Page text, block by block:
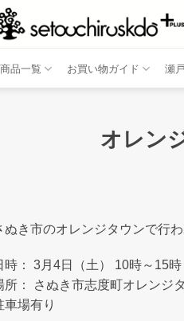
商品一覧 お買い物ガイド 瀬
オレン
ぬき市のオレンジタウンで行
時： 3月4日（土） 10時～15時
所： さぬき市志度町オレンジ
車場有り